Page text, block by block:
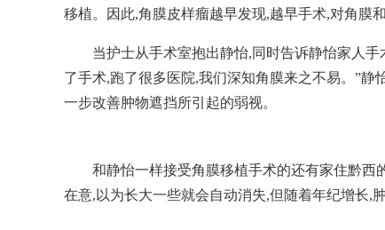
移植。因此,角膜皮样瘤越早发现,越早手术,对角膜
当护士从手术室抱出静怡,同时告诉静怡家人
了手术,跑了很多医院,我们深知角膜来之不易。”
一步改善肿物遮挡所引起的弱视。
和静怡一样接受角膜移植手术的还有家住黔西
在意,以为长大一些就会自动消失,但随着年纪增长,